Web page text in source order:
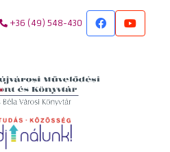
+36 (49) 548-430